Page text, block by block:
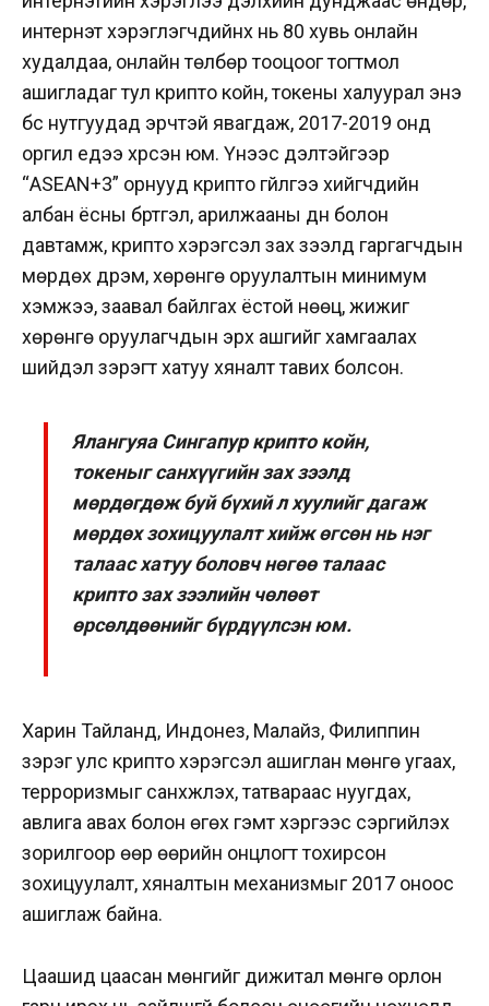
интернэт хэрэглэгчдийнх нь 80 хувь онлайн
худалдаа, онлайн төлбөр тооцоог тогтмол
ашигладаг тул крипто койн, токены халуурал энэ
бүс нутгуудад эрчтэй явагдаж, 2017-2019 онд
оргил үедээ хүрсэн юм. Үүнээс үүдэлтэйгээр
“ASEAN+3” орнууд крипто гүйлгээ хийгчдийн
албан ёсны бүртгэл, арилжааны дүн болон
давтамж, крипто хэрэгсэл зах зээлд гаргагчдын
мөрдөх дүрэм, хөрөнгө оруулалтын минимум
хэмжээ, заавал байлгах ёстой нөөц, жижиг
хөрөнгө оруулагчдын эрх ашгийг хамгаалах
шийдэл зэрэгт хатуу хяналт тавих болсон.
Ялангуяа Сингапур крипто койн,
токеныг санхүүгийн зах зээлд
мөрдөгдөж буй бүхий л хуулийг дагаж
мөрдөх зохицуулалт хийж өгсөн нь нэг
талаас хатуу боловч нөгөө талаас
крипто зах зээлийн чөлөөт
өрсөлдөөнийг бүрдүүлсэн юм.
Харин Тайланд, Индонез, Малайз, Филиппин
зэрэг улс крипто хэрэгсэл ашиглан мөнгө угаах,
терроризмыг санхүүжүүлэх, татвараас нуугдах,
авлига авах болон өгөх гэмт хэргээс сэргийлэх
зорилгоор өөр өөрийн онцлогт тохирсон
зохицуулалт, хяналтын механизмыг 2017 оноос
ашиглаж байна.
Цаашид цаасан мөнгийг дижитал мөнгө орлон